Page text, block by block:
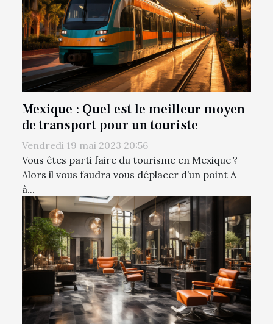
Mexique : Quel est le meilleur moyen
de transport pour un touriste
Vendredi 19 mai 2023 20:56
Vous êtes parti faire du tourisme en Mexique ?
Alors il vous faudra vous déplacer d’un point A
à...